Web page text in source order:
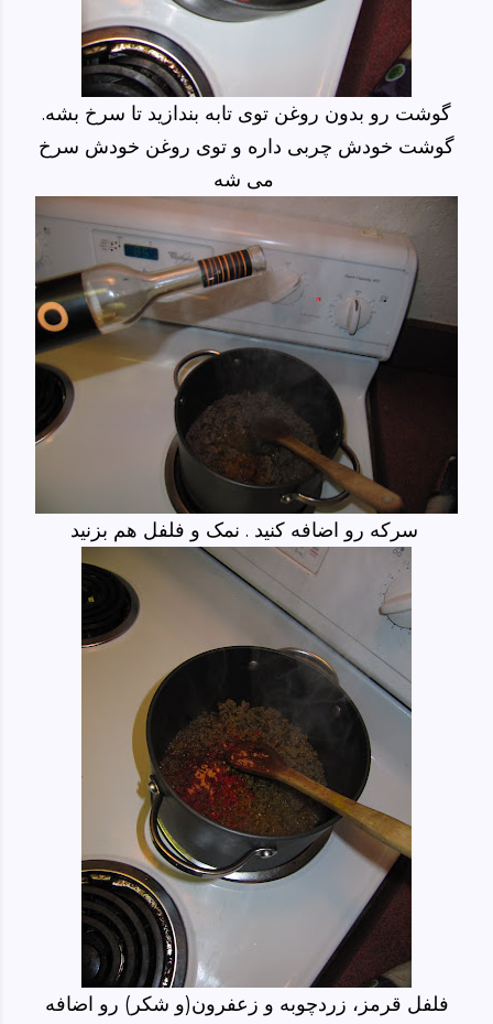
گوشت رو بدون روغن توی تابه بندازید تا سرخ بشه.
گوشت خودش چربی داره و توی روغن خودش سرخ
فلفل قرمز، زردچوبه و زعفرون(و شکر) رو اضافه